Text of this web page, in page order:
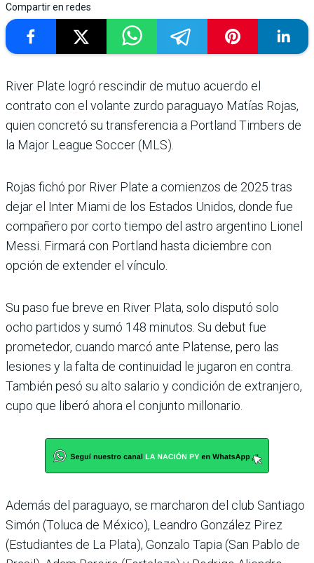
Compartir en redes
River Plate logró rescindir de mutuo acuerdo el
contrato con el volante zurdo para­guayo Matías Rojas,
quien concretó su transferencia a Portland Timbers de
la Major League Soccer (MLS).
Rojas fichó por River Plate a comienzos de 2025 tras
dejar el Inter Miami de los Esta­dos Unidos, donde fue
com­pañero por corto tiempo del astro argentino Lionel
Messi. Firmará con Portland hasta diciembre con
opción de extender el vínculo.
Su paso fue breve en River Plata, solo disputó solo
ocho partidos y sumó 148 minu­tos. Su debut fue
prometedor, cuando marcó ante Platense, pero las
lesiones y la falta de continuidad le jugaron en contra.
También pesó su alto salario y condición de extran­jero,
cupo que liberó ahora el conjunto millonario.
Además del paraguayo, se mar­charon del club Santiago
Simón (Toluca de México), Leandro González Pirez
(Estudiantes de La Plata), Gonzalo Tapia (San Pablo de